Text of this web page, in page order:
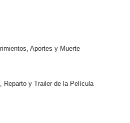
Aportes y Muerte
Reparto y Trailer de la Película